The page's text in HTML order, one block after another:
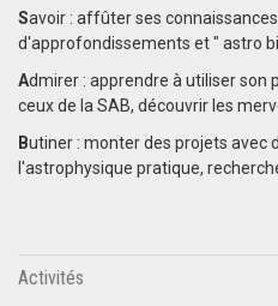
Savoir : affûter ses
d'approfondissements et " astro
Admirer : apprendre à utiliser
ceux de la SAB, découvrir les
Butiner : monter des projets avec
l'astrophysique pratique,
Activités